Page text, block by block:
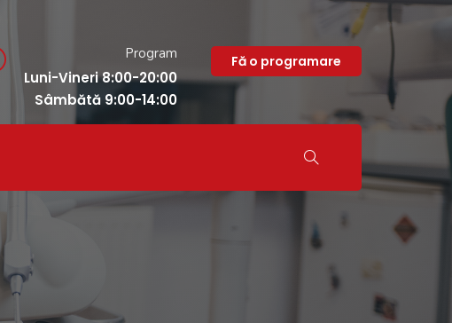
Program
Luni-Vineri 8:00-20:00
Sâmbătă 9:00-14:00
Fă o programare